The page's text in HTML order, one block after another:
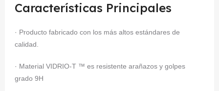
Características Principales
· Producto fabricado con los más altos estándares de
calidad.
· Material VIDRIO-T ™ es resistente arañazos y golpes
grado 9H